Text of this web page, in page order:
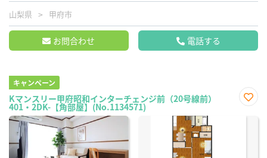
山梨県 甲府市
お問合わせ 電話する
キャンペーン
Kマンスリー甲府昭和インターチェンジ前（20号線前）
401・2DK-【角部屋】(No.1134571)
に入